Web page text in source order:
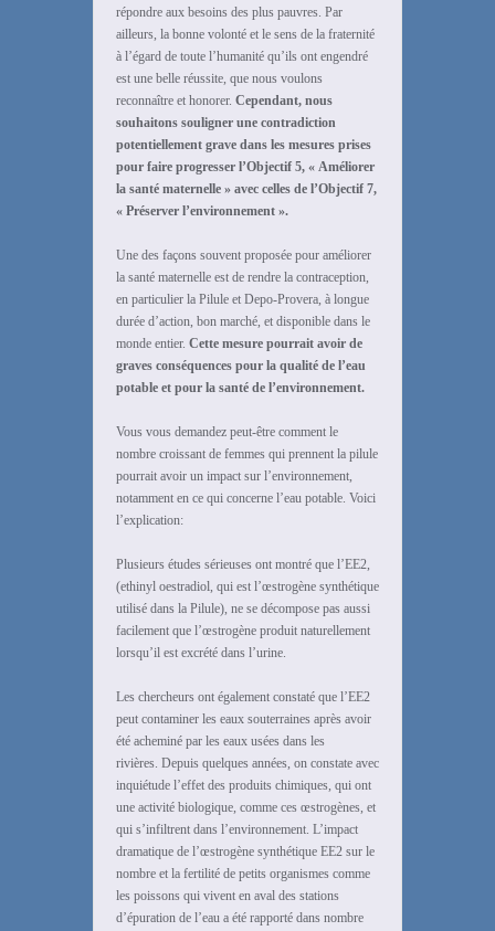
répondre aux besoins des plus pauvres. Par
ailleurs, la bonne volonté et le sens de la fraternité
à l’égard de toute l’humanité qu’ils ont engendré
est une belle réussite, que nous voulons
reconnaître et honorer. Cependant, nous
souhaitons souligner une contradiction
potentiellement grave dans les mesures prises
pour faire progresser l’Objectif 5, « Améliorer
la santé maternelle » avec celles de l’Objectif 7,
« Préserver l’environnement ».
Une des façons souvent proposée pour améliorer
la santé maternelle est de rendre la contraception,
en particulier la Pilule et Depo-Provera, à longue
durée d’action, bon marché, et disponible dans le
monde entier. Cette mesure pourrait avoir de
graves conséquences pour la qualité de l’eau
potable et pour la santé de l’environnement.
Vous vous demandez peut-être comment le
nombre croissant de femmes qui prennent la pilule
pourrait avoir un impact sur l’environnement,
notamment en ce qui concerne l’eau potable. Voici
l’explication:
Plusieurs études sérieuses ont montré que l’EE2,
(ethinyl oestradiol, qui est l’œstrogène synthétique
utilisé dans la Pilule), ne se décompose pas aussi
facilement que l’œstrogène produit naturellement
lorsqu’il est excrété dans l’urine.
Les chercheurs ont également constaté que l’EE2
peut contaminer les eaux souterraines après avoir
été acheminé par les eaux usées dans les
rivières. Depuis quelques années, on constate avec
inquiétude l’effet des produits chimiques, qui ont
une activité biologique, comme ces œstrogènes, et
qui s’infiltrent dans l’environnement. L’impact
dramatique de l’œstrogène synthétique EE2 sur le
nombre et la fertilité de petits organismes comme
les poissons qui vivent en aval des stations
d’épuration de l’eau a été rapporté dans nombre